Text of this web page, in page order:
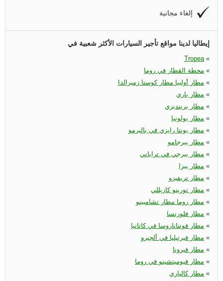
إلغاء مجانية
إيطاليا لدينا مواقع تأجير السيارات الأكثر شعبية في
Tropea«
محطة القطار في روما «
مطار أولبيا مطار كوستا زميرالدا «
مطار باري «
مطار برينديزي «
مطار بولونيا «
مطار بونتا رايزي في باليرمو «
مطار بيرجامو «
مطار بيرجي في تراباني «
مطار بيزا «
مطار تريفيزو «
مطار تورينو كازيللي «
مطار روما مطار تشامبينو «
مطار فلورنسا «
مطار فونتاناروسا في كاتانيا «
مطار فيرتيليا في ألجيرو «
مطار فيرونا «
مطار فيوميتشينو في روما «
مطار كالياري «